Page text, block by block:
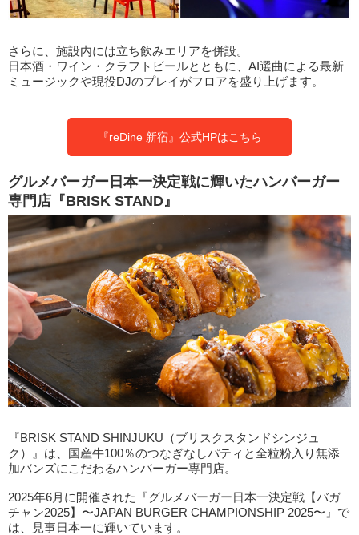
さらに、施設内には立ち飲みエリアを併設。
日本酒・ワイン・クラフトビールとともに、AI選曲による最新
ミュージックや現役DJのプレイがフロアを盛り上げます。
『reDine 新宿』公式HPはこちら
グルメバーガー日本一決定戦に輝いたハンバーガー
専門店『BRISK STAND』
『BRISK STAND SHINJUKU（ブリスクスタンドシンジュ
ク）』は、国産牛100％のつなぎなしパティと全粒粉入り無添
加バンズにこだわるハンバーガー専門店。
2025年6月に開催された『グルメバーガー日本一決定戦【バガ
チャン2025】〜JAPAN BURGER CHAMPIONSHIP 2025〜』で
は、見事日本一に輝いています。